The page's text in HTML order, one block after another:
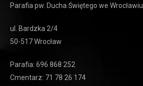
Parafia pw. Ducha Świętego we Wrocławiu
ul. Bardzka 2/4
50-517 Wrocław
Parafia: 696 868 252
Cmentarz: 71 78 26 174